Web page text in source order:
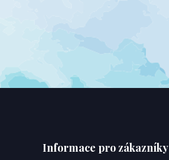
Informace pro zákazníky